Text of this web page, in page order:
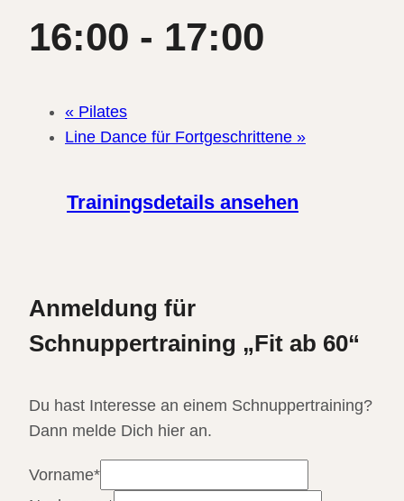
16:00 - 17:00
« Pilates
Line Dance für Fortgeschrittene »
Trainingsdetails ansehen
Anmeldung für
Schnuppertraining „Fit ab 60“
Du hast Interesse an einem Schnuppertraining?
Dann melde Dich hier an.
Vorname*